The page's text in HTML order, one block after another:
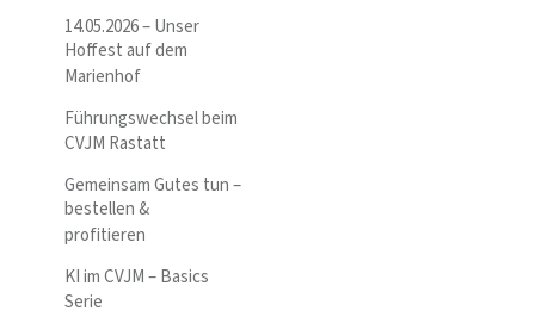
14.05.2026 – Unser
Hoffest auf dem
Marienhof
Führungswechsel beim
CVJM Rastatt
Gemeinsam Gutes tun –
bestellen &
profitieren
KI im CVJM – Basics
Serie